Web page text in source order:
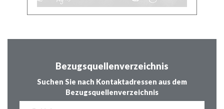
Bezugsquellenverzeichnis
Suchen Sie nach Kontaktadressen aus dem
Bezugsquellenverzeichnis